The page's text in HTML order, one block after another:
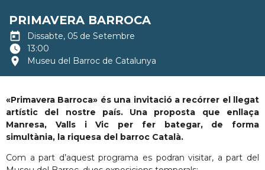
PRIMAVERA BARROCA
today Dissabte, 05 de Setembre
watch_later 13:00
location_on Museu del Barroc de Catalunya
«Primavera Barroca» és una invitació a recórrer el llegat
artístic del nostre país. Una proposta que enllaça
Manresa, Valls i Vic per fer bategar, de forma
simultània, la riquesa del barroc Català.
Com a part d’aquest programa es podran visitar, a part del